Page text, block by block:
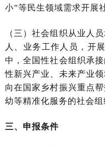
小”等民生领域需求开展
（三）社会组织从业人
人、业务工作人员，开
中，全国性社会组织承
性新兴产业、未来产业
向在国家乡村振兴重点
幼等精准化服务的社会
三、申报条件